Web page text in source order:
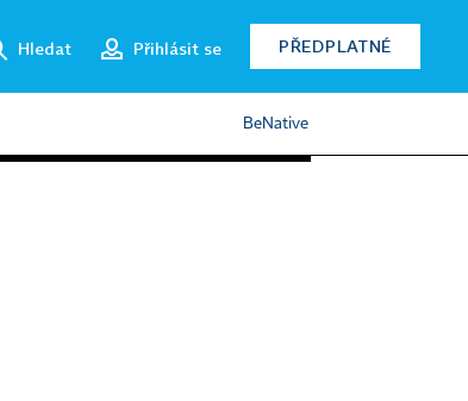
Hledat Přihlásit se PŘEDPLATNÉ
BeNative